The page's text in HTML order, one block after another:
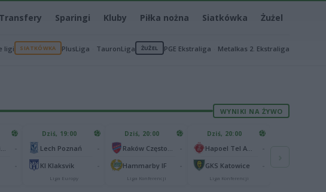
Transfery Sparingi Kluby Piłka nożna Siatkówka Żużel
ligi SIATKÓWKA PlusLiga TauronLiga ŻUŻEL PGE Ekstraliga Metalkas 2. Ekstraliga
WYNIKI NA ŻYWO
Dziś, 19:00
Lech Poznań
KI Klaksvik
Liga Europy
Dziś, 20:00
Hammarby IF
Liga Konferencji
Dziś, 20:00
GKS Katowice
Liga Konferencji